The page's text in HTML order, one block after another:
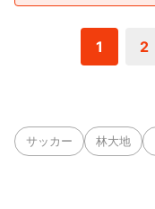
1 2
サッカー 林大地